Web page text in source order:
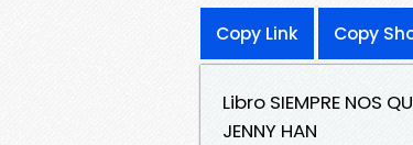
Copy Link Copy
Libro SIEMPRE NOS
JENNY HAN